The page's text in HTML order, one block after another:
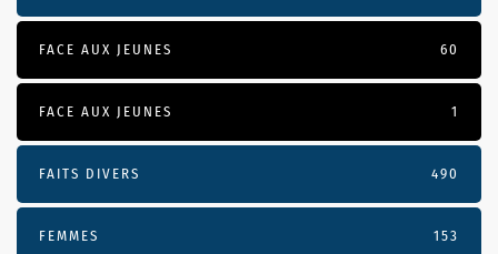
FACE AUX JEUNES 60
FACE AUX JEUNES 1
FAITS DIVERS 490
FEMMES 153